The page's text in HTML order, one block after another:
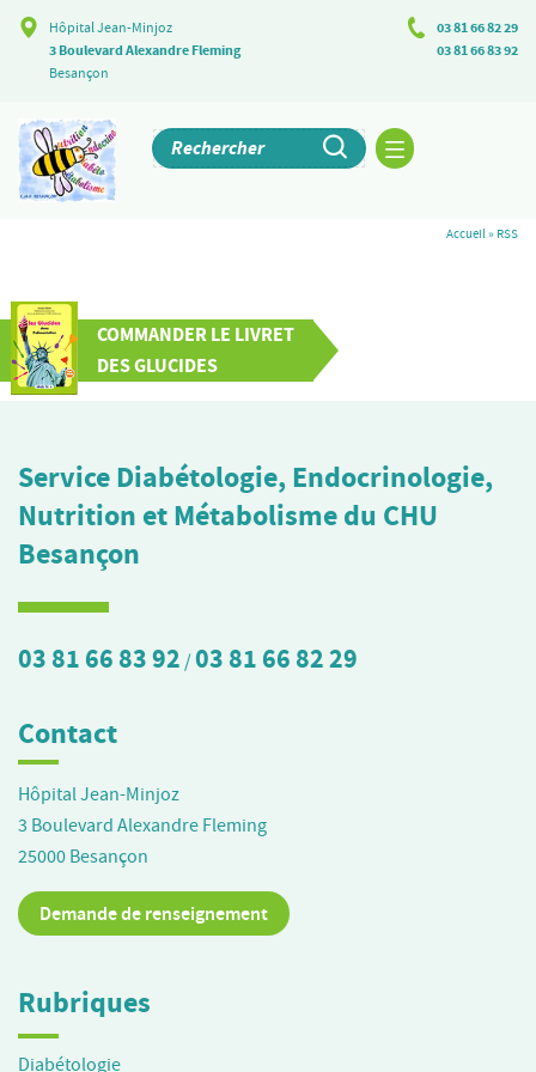
Hôpital Jean-Minjoz
3 Boulevard Alexandre Fleming
Besançon
03 81 66 82 29
03 81 66 83 92
Accueil» RSS
COMMANDER LE LIVRET
DES GLUCIDES
Service Diabétologie, Endocrinologie,
Nutrition et Métabolisme du CHU
Besançon
03 81 66 83 92 /03 81 66 82 29
Contact
Hôpital Jean-Minjoz
3 Boulevard Alexandre Fleming
25000 Besançon
Demande de renseignement
Rubriques
Diabétologie